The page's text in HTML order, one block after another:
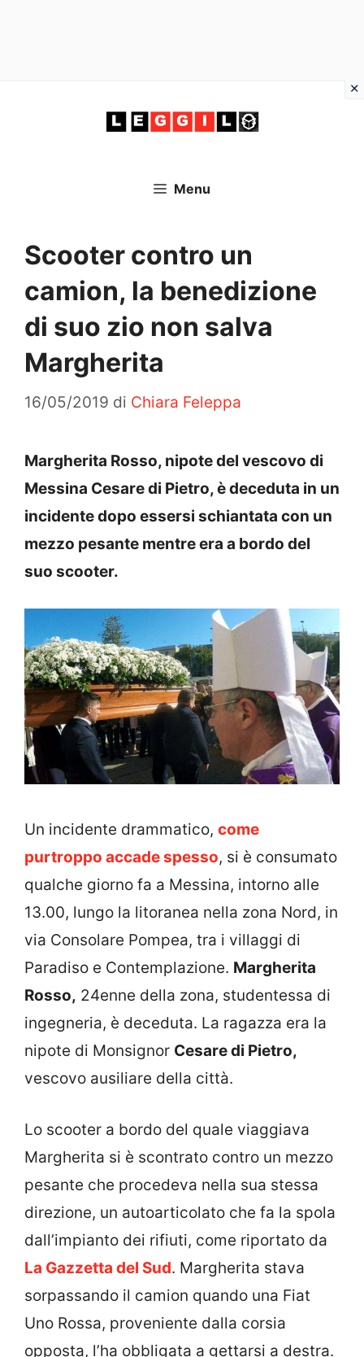
Menu
Scooter contro un
camion, la benedizione
di suo zio non salva
Margherita
16/05/2019 di Chiara Feleppa
Margherita Rosso, nipote del vescovo di
Messina Cesare di Pietro, è deceduta in un
incidente dopo essersi schiantata con un
mezzo pesante mentre era a bordo del
suo scooter.
Un incidente drammatico, come
purtroppo accade spesso, si è consumato
qualche giorno fa a Messina, intorno alle
13.00, lungo la litoranea nella zona Nord, in
via Consolare Pompea, tra i villaggi di
Paradiso e Contemplazione. Margherita
Rosso, 24enne della zona, studentessa di
ingegneria, è deceduta. La ragazza era la
nipote di Monsignor Cesare di Pietro,
vescovo ausiliare della città.
Lo scooter a bordo del quale viaggiava
Margherita si è scontrato contro un mezzo
pesante che procedeva nella sua stessa
direzione, un autoarticolato che fa la spola
dall’impianto dei rifiuti, come riportato da
La Gazzetta del Sud. Margherita stava
sorpassando il camion quando una Fiat
Uno Rossa, proveniente dalla corsia
opposta, l’ha obbligata a gettarsi a destra.